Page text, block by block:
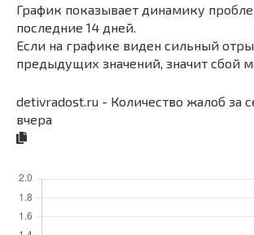
График показывает динамику
последние 14 дней.
Если на графике виден сильный
предыдущих значений, значит сбой
detivradost.ru - Количество жалоб за
вчера